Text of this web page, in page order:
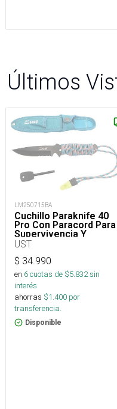
Últimos
LM250715BA
Cuchillo Paraknife 40
Pro Con Paracord Para
Supervivencia Y
Outdoor
UST
$ 34.990
en 6cuotas de $5.832sin
interés
ahorras $1.400 por
transferencia.
Disponible